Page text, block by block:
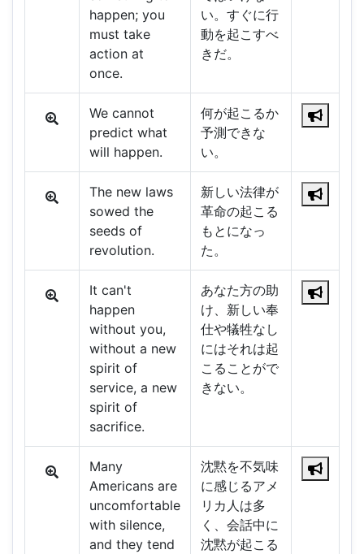
happen; you
must take
action at
once.
い。すぐに行
動を起こすべ
きだ。
We cannot
predict what
will happen.
何が起こるか
予測できな
い。
The new laws
sowed the
seeds of
revolution.
新しい法律が
革命の起こる
もとになっ
た。
It can't
happen
without you,
without a new
spirit of
service, a new
spirit of
sacrifice.
あなた方の助
け、新しい奉
仕や犠牲なし
にはそれは起
こることがで
きない。
Many
Americans are
uncomfortable
with silence,
and they tend
沈黙を不気味
に感じるアメ
リカ人は多
く、会話中に
沈黙が起こる